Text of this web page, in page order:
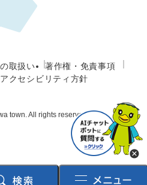
取扱い
著作権・免責事項
クセシビリティ方針
town. All rights reserved.